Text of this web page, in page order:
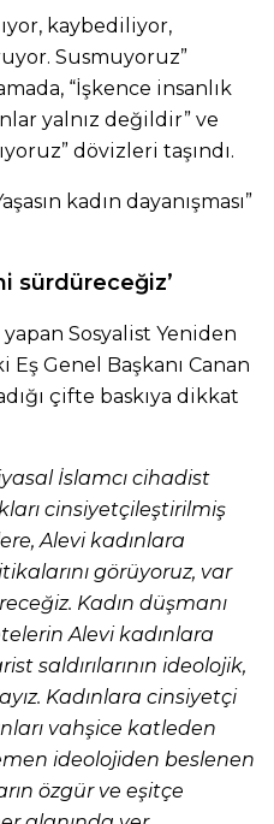
kaybediliyor,
Susmuyoruz”
“İşkence insanlık
yalnız değildir” ve
dövizleri taşındı.
kadın dayanışması”
sürdüreceğiz’
yapan Sosyalist Yeniden
Genel Başkanı Canan
çifte baskıya dikkat
İslamcı cihadist
cinsiyetçileştirilmiş
Alevi kadınlara
görüyoruz, var
Kadın düşmanı
Alevi kadınlara
saldırılarının ideolojik,
Kadınlara cinsiyetçi
vahşice katleden
ideolojiden beslenen
özgür ve eşitçe